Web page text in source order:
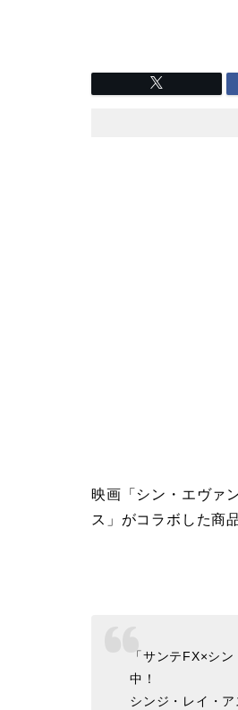
映画「シン・エヴァ
ス」がコラボした商
「サンテFX×シ
中！
シンジ・レイ・